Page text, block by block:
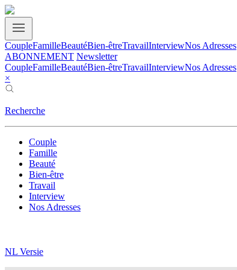
CoupleFamilleBeautéBien-êtreTravailInterviewNos Adresses
ABONNEMENT Newsletter
CoupleFamilleBeautéBien-êtreTravailInterviewNos Adresses
×
Recherche
Couple
Famille
Beauté
Bien-être
Travail
Interview
Nos Adresses
NL Versie